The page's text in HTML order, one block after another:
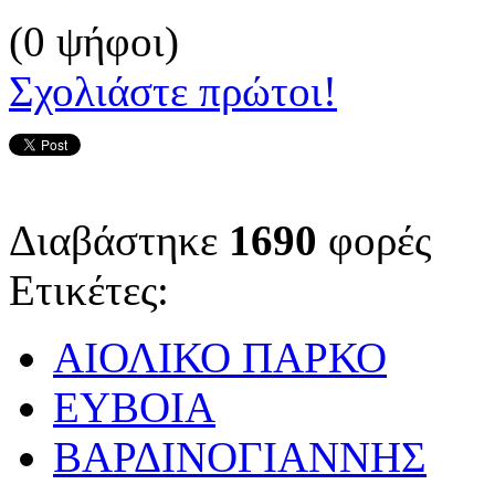
(0 ψήφοι)
Σχολιάστε πρώτοι!
Διαβάστηκε 1690 φορές
Ετικέτες:
ΑΙΟΛΙΚΟ ΠΑΡΚΟ
ΕΥΒΟΙΑ
ΒΑΡΔΙΝΟΓΙΑΝΝΗΣ